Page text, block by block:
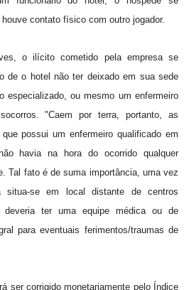
contato físico com outro jogador.
o ilícito cometido pela empresa se
de o hotel não ter deixado em sua sede
especializado, ou mesmo um enfermeiro
"Caem por terra, portanto, as
possui um enfermeiro qualificado em
havia na hora do ocorrido qualquer
Tal fato é de suma importância, uma vez
situa-se em local distante de centros
deveria ter uma equipe médica ou de
para eventuais ferimentos/traumas de
ser corrigido monetariamente pelo Índice